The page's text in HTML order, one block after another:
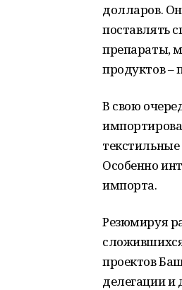
долларов.
поставлять
препараты,
продуктов –
В свою
Особенно
импорта.
Резюмируя
проектов
делегации и